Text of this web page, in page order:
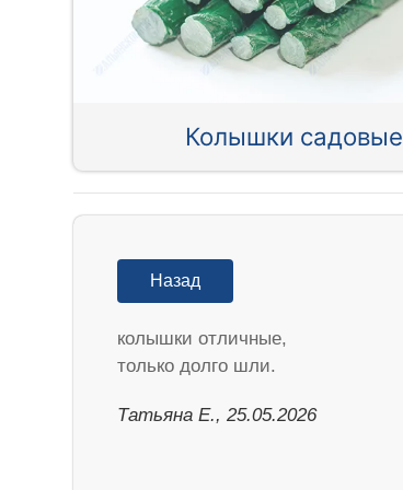
Колышки садовые
Назад
колышки отличные,
только долго шли.
Татьяна Е., 25.05.2026